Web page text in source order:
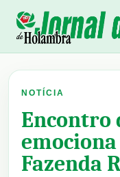
NOTÍCIA
Encontro
Fazenda